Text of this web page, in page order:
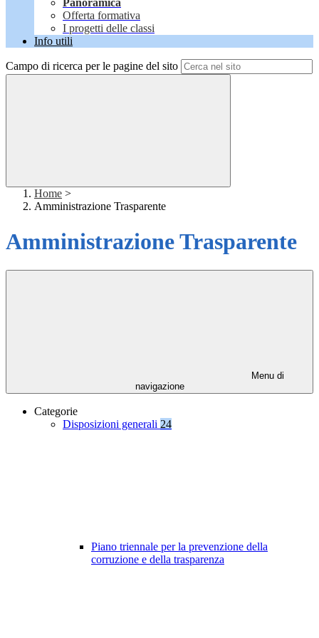
Panoramica
Offerta formativa
I progetti delle classi
Info utili
Campo di ricerca per le pagine del sito
Home >
Amministrazione Trasparente
Amministrazione Trasparente
Menu di
navigazione
Categorie
Disposizioni generali 24
Piano triennale per la prevenzione della
corruzione e della trasparenza